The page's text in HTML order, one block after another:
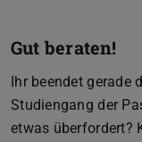
Gut beraten!
Ihr beendet gerade
Studiengang der
etwas überfordert?